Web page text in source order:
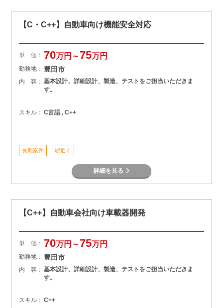
【C・C++】自動車向け機能安全対応
単 価： 70万円～75万円
勤務地： 豊田市
内 容： 基本設計、詳細設計、製造、テストをご担当いただきま
す。
スキル： C言語 , C++
長期案件 駅近く
詳細を見る
【C++】自動車会社向け車載器開発
単 価： 70万円～75万円
勤務地： 豊田市
内 容： 基本設計、詳細設計、製造、テストをご担当いただきま
す。
スキル： C++